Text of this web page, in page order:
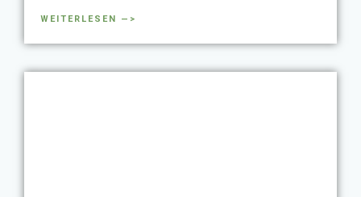
WEITERLESEN —>